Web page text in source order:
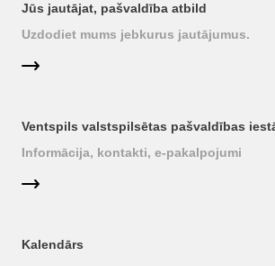
Jūs jautājat, pašvaldība atbild
Uzdodiet mums jebkurus jautājumus.
Ventspils valstspilsētas pašvaldības
Informācija, kontakti, e-pakalpojumi
Kalendārs